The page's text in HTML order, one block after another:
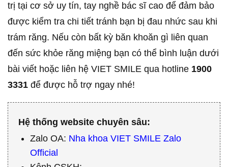
trị tại cơ sở uy tín, tay nghề bác sĩ cao để đảm bảo
được kiểm tra chi tiết tránh bạn bị đau nhức sau khi
trám răng. Nếu còn bất kỳ băn khoăn gì liên quan
đến sức khỏe răng miệng bạn có thể bình luận dưới
bài viết hoặc liên hệ VIET SMILE qua hotline 1900
3331 để được hỗ trợ ngay nhé!
Hệ thống website chuyên sâu:
Zalo OA: Nha khoa VIET SMILE Zalo
Official